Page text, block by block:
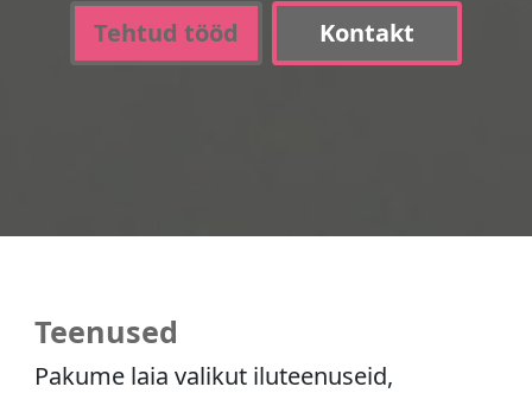
Tehtud tööd Kontakt
Teenused
Pakume laia valikut iluteenuseid,